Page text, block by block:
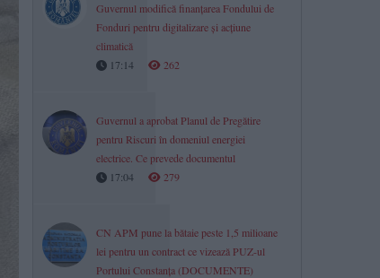
Guvernul modifică finanțarea Fondului de
Fonduri pentru digitalizare și acțiune
climatică
17:14
262
Guvernul a aprobat Planul de Pregătire
pentru Riscuri în domeniul energiei
electrice. Ce prevede documentul
17:04
279
CN APM pune la bătaie peste 1,5 milioane
lei pentru un contract ce vizează PUZ-ul
Portului Constanța (DOCUMENTE)